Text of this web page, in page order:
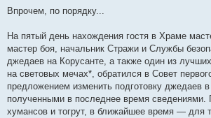
Впрочем, по порядку...
На пятый день нахождения гостя в Храме
мастер боя, начальник Стражи и Службы
джедаев на Корусанте, а также один из
на световых мечах*, обратился в Совет
предложением изменить подготовку джедаев в
полученными в последнее время
хумансов и тогрут, в ближайшее время — для